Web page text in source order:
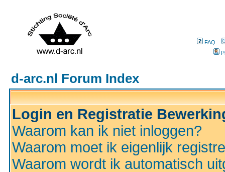
FAQ
d-arc.nl Forum Index
Login en Registratie
Waarom kan ik niet inloggen?
Waarom moet ik eigenlijk
Waarom wordt ik automatisch